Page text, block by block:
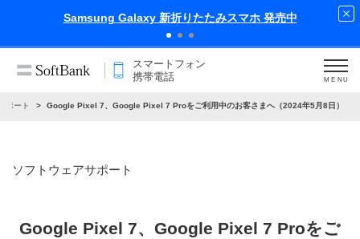
iPhone 17 Pro 発売中
スマートフォン
携帯電話
MENU
ポート Google Pixel 7、Google Pixel 7 Proをご利用中のお客さまへ（2024年5月8日）
ソフトウェアサポート
Google Pixel 7、Google Pixel 7 Proをご